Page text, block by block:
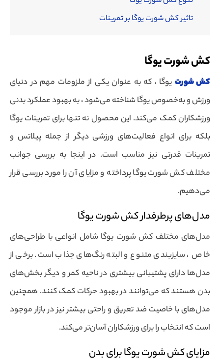
تاثیر کش شورت یوگا بر تمرینات
کش شورت یوگا
کش شورت یوگا ، که به عنوان یکی از ملزومات مهم در دنیای
ورزش و به‌خصوص یوگا شناخته می‌شود ، به بهبود عملکرد بدنی
ورزشکاران کمک می‌کند. این محصول نه تنها برای تمرینات یوگا
بلکه برای انواع فعالیت‌های ورزشی دیگر از جمله پیلاتس و
تمرینات قدرتی نیز مناسب است. در اینجا به بررسی جوانب
مختلف کش شورت یوگا پرداخته و مزایای آن را مورد بررسی قرار
می‌دهیم.
مدل‌های پرطرفدار کش شورت یوگا
مدل‌های مختلف کش شورت یوگا شامل انواعی با طراحی‌های
خاص ، سایزبندی متنوع و البته رنگ‌های جذاب است. برخی از
مدل‌ها دارای پشتیبانی بیشتری در ناحیه کمر و دیگر بخش‌های
بدن هستند که می‌توانند در بهبود حرکات کمک کنند. همچنین
مدل‌های با خاصیت ضد تعریق و راحتی بیشتر نیز در بازار موجود
است که انتخاب را برای ورزشکاران آسان‌تر می‌کند.
مزایای کش شورت یوگا برای بدن